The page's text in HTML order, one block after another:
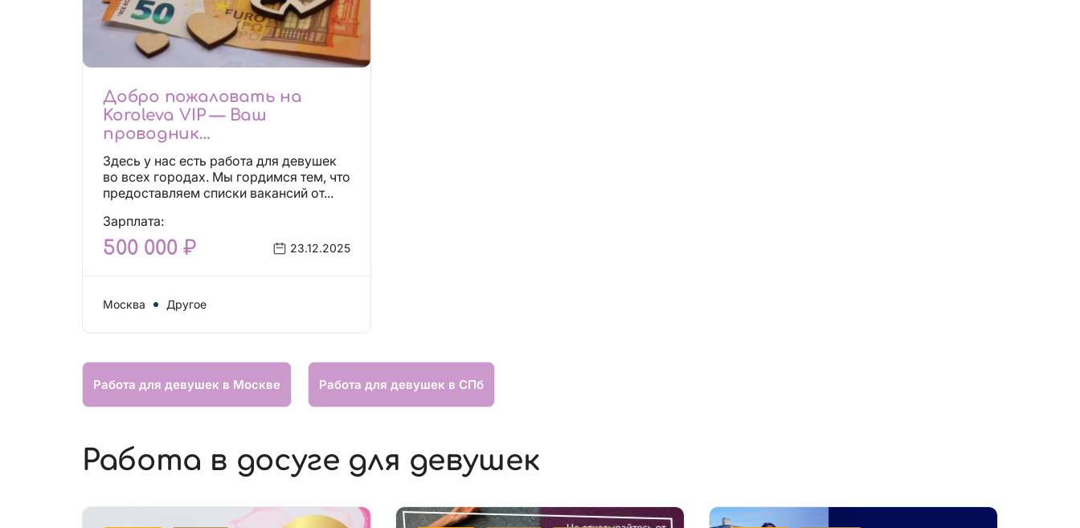
Добро пожаловать на
Koroleva VIP — Ваш
проводник
высокооплачиваемых
вакансий!
Здесь у нас есть работа для девушек
во всех городах. Мы гордимся тем, что
предоставляем списки вакансий от...
Зарплата:
500 000 ₽ 23.12.2025
Москва Другое
Работа для девушек в Москве Работа для девушек в СПб
Работа в досуге для девушек